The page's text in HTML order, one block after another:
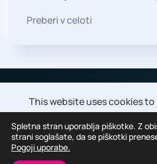
Preberi v celoti
Spletna stran uporablja piškotke. Z
strani soglašate, da se piškotki
Pogoji uporabe.
This website uses cookies
experience.By using this
of cookies as described in